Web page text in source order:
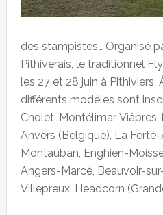
des stampistes… Organisé
Pithiverais, le traditionnel
les 27 et 28 juin à Pithiviers.
différents modèles sont
Cholet, Montélimar,
Anvers (Belgique), La Ferté-
Montauban, Enghien-
Angers-Marcé, Beauvoir-
Villepreux, Headcorn